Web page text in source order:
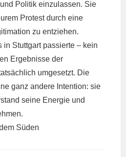
Politik einzulassen. Sie
Protest durch eine
zu entziehen.
in Stuttgart passierte – kein
Ergebnisse der
umgesetzt. Die
ganz andere Intention: sie
seine Energie und
Süden